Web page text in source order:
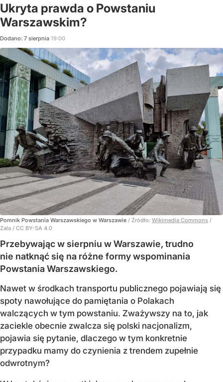
Ukryta prawda o Powstaniu
Warszawskim?
Dodano: 7 sierpnia 19:00
Pomnik Powstania Warszawskiego w Warszawie / Źródło: Wikimedia Commons /
Zala / CC BY-SA 4.0
Przebywając w sierpniu w Warszawie, trudno
nie natknąć się na różne formy wspominania
Powstania Warszawskiego.
Nawet w środkach transportu publicznego pojawiają się
spoty nawołujące do pamiętania o Polakach
walczących w tym powstaniu. Zważywszy na to, jak
zaciekle obecnie zwalcza się polski nacjonalizm,
pojawia się pytanie, dlaczego w tym konkretnie
przypadku mamy do czynienia z trendem zupełnie
odwrotnym?